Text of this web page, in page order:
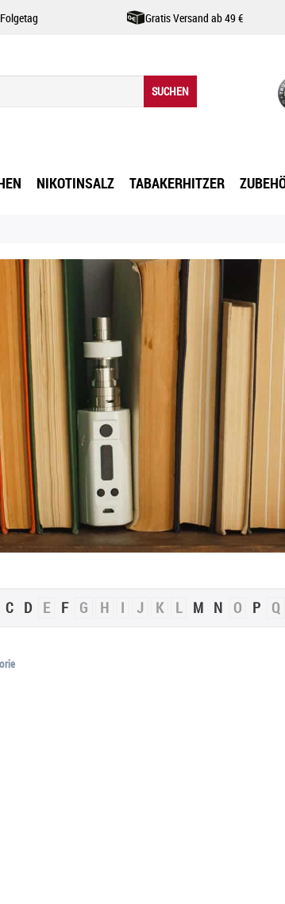
Gratis Versand ab 49 €
SUCHEN
NIKOTINSALZ TABAKERHITZER
C D E F G H I J K L M N O P Q